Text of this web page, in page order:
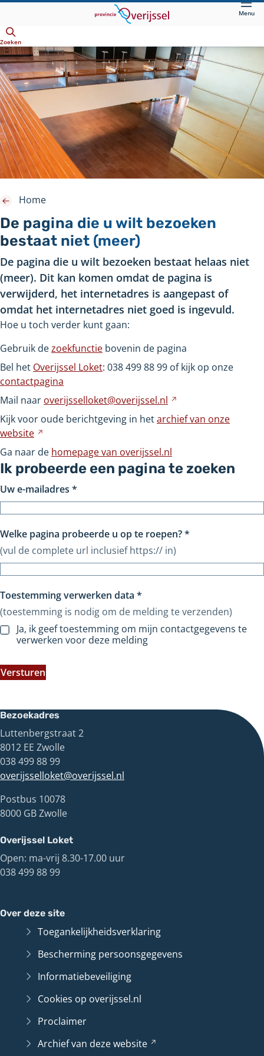
hoofdinhoud
Menu
Zoeken
De pagina die u wilt bezoeken
bestaat niet (meer)
Home
De pagina die u wilt bezoeken bestaat helaas niet
(meer). Dit kan komen omdat de pagina is
verwijderd, het internetadres is aangepast of
omdat het internetadres niet goed is ingevuld.
Hoe u toch verder kunt gaan:
Gebruik dezoekfunctie bovenin de pagina
Bel het Overijssel Loket: 0384998899 of kijk op onze
contactpagina
Mail naar overijsselloket@overijssel.nl
naar
Kijk voor oude berichtgeving in hetarchief van onze
website
naar
andere
website
Ga naar de homepage van overijssel.nl
Ik probeerde een pagina te zoeken
Uw e-mailadres *
Welke pagina probeerde u op te roepen?*
(vul de complete url inclusief https:// in)
Toestemming verwerken data *
(toestemming is nodig om de melding te verzenden)
Ja, ik geef toestemming om mijn contactgegevens te
verwerken voor deze melding
Versturen
Bezoekadres
Luttenbergstraat 2
8012 EE Zwolle
038 499 88 99
overijsselloket@overijssel.nl
Postbus 10078
8000 GB Zwolle
Overijssel Loket
Open: ma-vrij 8.30-17.00 uur
038 499 88 99
Over deze site
Toegankelijkheidsverklaring
Bescherming persoonsgegevens
Informatiebeveiliging
Cookies op overijssel.nl
Proclaimer
Archief van dezewebsite